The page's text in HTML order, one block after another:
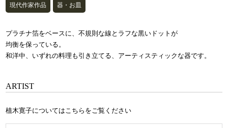
現代作家作品 器・お皿
プラチナ箔をベースに、不規則な線とラフな黒いドットが
均衡を保っている。
和洋中、いずれの料理も引き立てる、アーティスティックな器です。
ARTIST
植木寛子についてはこちらをご覧ください